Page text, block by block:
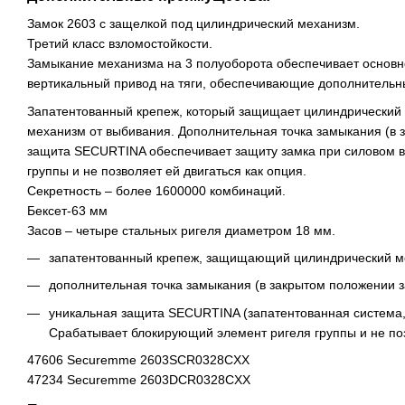
Замок 2603 с защелкой под цилиндрический механизм.
Третий класс взломостойкости.
Замыкание механизма на 3 полуоборота обеспечивает
вертикальный привод на тяги, обеспечивающие
Запатентованный крепеж, который защищает цилиндрический
механизм от выбивания. Дополнительная точка замыкания
защита SECURTINA обеспечивает защиту замка при
группы и не позволяет ей двигаться как опция.
Секретность – более 1600000 комбинаций.
Бексет-63 мм
Засов – четыре стальных ригеля диаметром 18 мм.
запатентованный крепеж, защищающий цилиндрический
дополнительная точка замыкания (в закрытом положении
уникальная защита SECURTINA (запатентованная
Срабатывает блокирующий элемент ригеля группы и не
47606 Securemme 2603SCR0328CXX
47234 Securemme 2603DCR0328CXX